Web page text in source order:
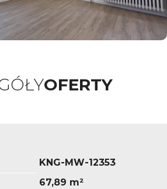
OFERTY
KNG-MW-12353
67,89 m²